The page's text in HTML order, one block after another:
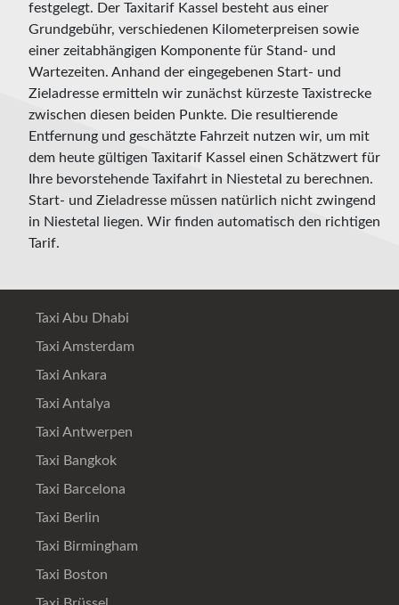
festgelegt. Der Taxitarif Kassel besteht aus einer
Grundgebühr, verschiedenen Kilometerpreisen sowie
einer zeitabhängigen Komponente für Stand- und
Wartezeiten. Anhand der eingegebenen Start- und
Zieladresse ermitteln wir zunächst kürzeste Taxistrecke
zwischen diesen beiden Punkte. Die resultierende
Entfernung und geschätzte Fahrzeit nutzen wir, um mit
dem heute gültigen Taxitarif Kassel einen Schätzwert für
Ihre bevorstehende Taxifahrt in Niestetal zu berechnen.
Start- und Zieladresse müssen natürlich nicht zwingend
in Niestetal liegen. Wir finden automatisch den richtigen
Tarif.
Taxi Abu Dhabi
Taxi Amsterdam
Taxi Ankara
Taxi Antalya
Taxi Antwerpen
Taxi Bangkok
Taxi Barcelona
Taxi Berlin
Taxi Birmingham
Taxi Boston